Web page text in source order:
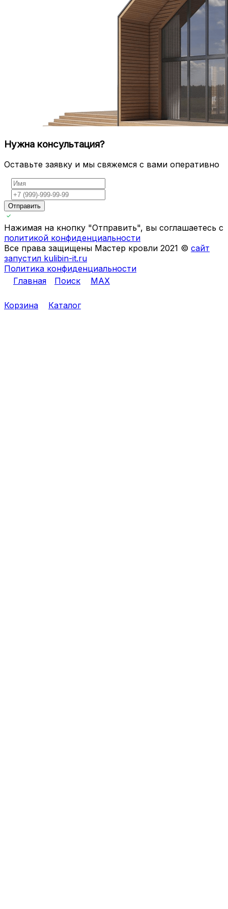
Нужна консультация?
Оставьте заявку и мы свяжемся с вами оперативно
Отправить
Нажимая на кнопку "Отправить", вы соглашаетесь с
политикой конфиденциальности
Все права защищены Мастер кровли 2021 © сайт
запустил kulibin-it.ru
Политика конфиденциальности
Главная
Поиск MAX
Корзина Каталог